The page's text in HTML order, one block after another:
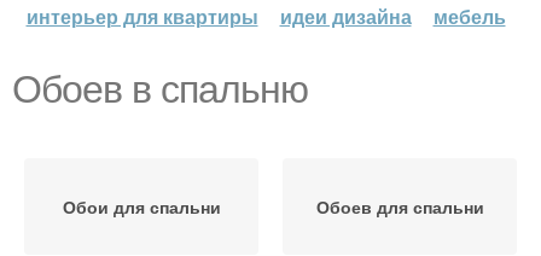
интерьер для квартиры
идеи дизайна мебель
Обоев в спальню
Обои для спальни Обоев для спальни